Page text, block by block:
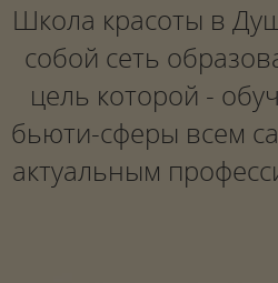
Школа красоты в
собой сеть
цель которой -
бьюти-сферы всем
актуальным